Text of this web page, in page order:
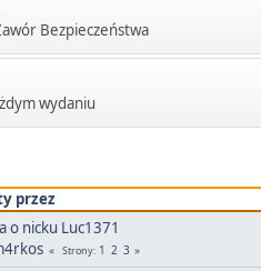
Bezpieczeństwa
wydaniu
przez
o nicku Luc1371
Strony 1 2 3